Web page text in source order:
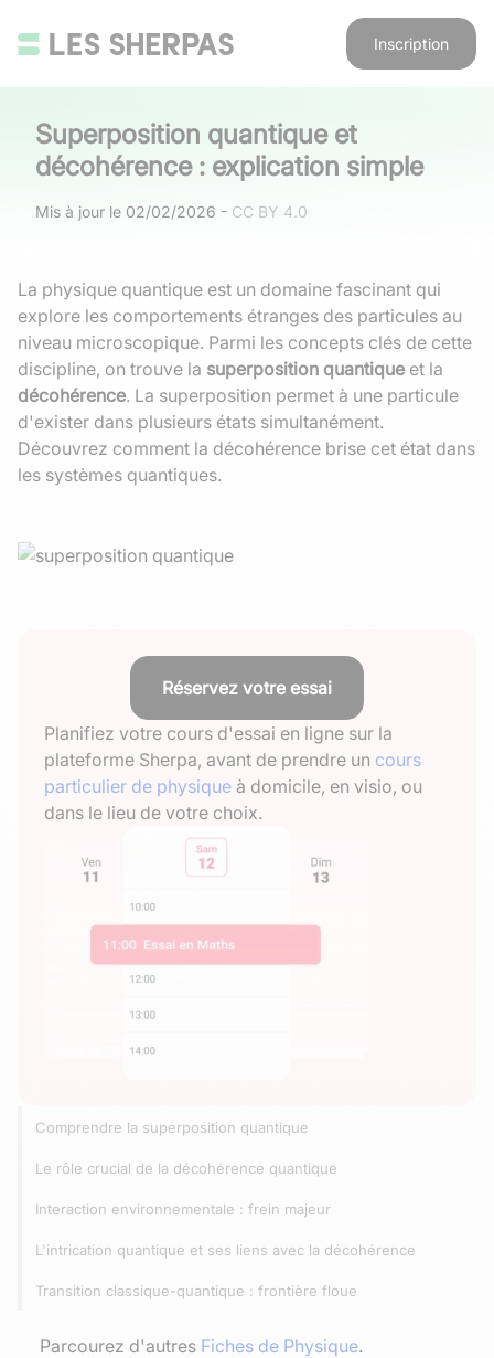
Inscription
Superposition quantique et
décohérence : explication simple
Mis à jour le 02/02/2026 - CC BY 4.0
La physique quantique est un domaine fascinant qui
explore les comportements étranges des particules au
niveau microscopique. Parmi les concepts clés de cette
discipline, on trouve la superposition quantique et la
décohérence. La superposition permet à une particule
d'exister dans plusieurs états simultanément.
Découvrez comment la décohérence brise cet état dans
les systèmes quantiques.
Réservez votre essai
Planifiez votre cours d'essai en ligne sur la
plateforme Sherpa, avant de prendre un cours
particulier de physique à domicile, en visio, ou
dans le lieu de votre choix.
Comprendre la superposition quantique
Le rôle crucial de la décohérence quantique
Interaction environnementale : frein majeur
L'intrication quantique et ses liens avec la décohérence
Transition classique-quantique : frontière floue
Parcourez d'autres Fiches de Physique.